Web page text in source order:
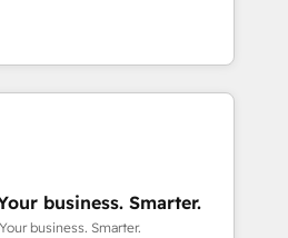
Solutions, Digital
As a fully
we are SOC 2, ISO 27001,
for global IT security
is on enterprise and mid-
globally that want a strategic
goals through creative
Technical HubSpot
Mole Street’s
through creating
from a well-defined
Elixir Solutions - Your business. Smarter.
business. Smarter.